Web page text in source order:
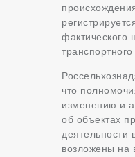
фактического
что
изменению и
об объектах
возложены на